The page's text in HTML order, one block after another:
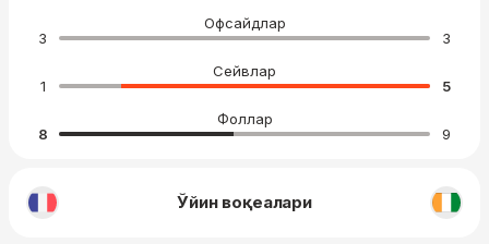
Офсайдлар
3
3
Сейвлар
1
5
Фоллар
8
9
Ўйин воқеалари